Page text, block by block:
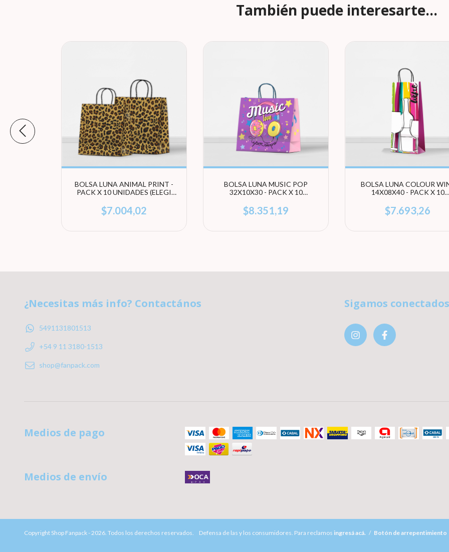
También puede interesarte...
BOLSA LUNA ANIMAL PRINT -
PACK X 10 UNIDADES (ELEGI
$7.004,02
BOLSA LUNA MUSIC POP
32X10X30 - PACK X 10
$8.351,19
BOLSA LUNA COLOUR
14X08X40 - PACK X 10
$7.693,26
¿Necesitas más info? Contactános
5491131801513
+54 9 11 3180-1513
shop@fanpack.com
Sigamos conectados
Medios de pago
Medios de envío
Copyright Shop Fanpack - 2026. Todos los derechos reservados. Defensa de las y los consumidores. Para reclamos ingresá acá. / Botón de arrepentimiento